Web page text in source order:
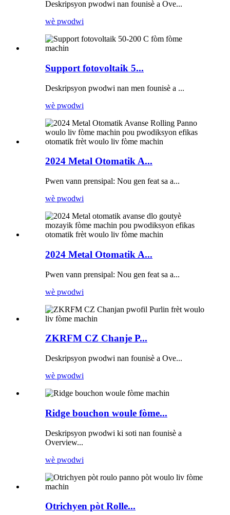
Deskripsyon pwodwi nan founisè a Ove...
wè pwodwi
Support fotovoltaik 5...
Deskripsyon pwodwi nan men founisè a ...
wè pwodwi
2024 Metal Otomatik A...
Pwen vann prensipal: Nou gen feat sa a...
wè pwodwi
2024 Metal Otomatik A...
Pwen vann prensipal: Nou gen feat sa a...
wè pwodwi
ZKRFM CZ Chanje P...
Deskripsyon pwodwi nan founisè a Ove...
wè pwodwi
Ridge bouchon woule fòme...
Deskripsyon pwodwi ki soti nan founisè a
Overview...
wè pwodwi
Otrichyen pòt Rolle...